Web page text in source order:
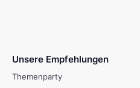
Unsere Empfehlungen
Themenparty